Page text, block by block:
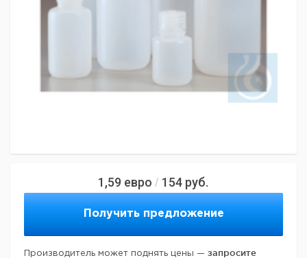
1,59 евро / 154 руб.
Получить предложение
Производитель может поднять цены — запросите